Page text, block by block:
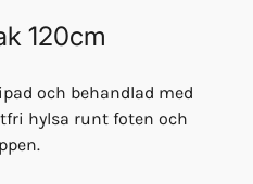
120cm
och behandlad med
hylsa runt foten och